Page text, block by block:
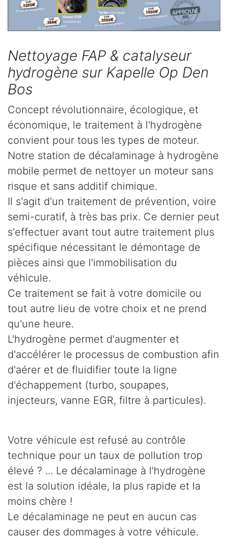
Nettoyage FAP & catalyseur
hydrogène sur Kapelle Op Den
Bos
Concept révolutionnaire, écologique, et
économique, le traitement à l'hydrogène
convient pour tous les types de moteur.
Notre station de décalaminage à hydrogène
mobile permet de nettoyer un moteur sans
risque et sans additif chimique.
Il s'agit d'un traitement de prévention, voire
semi-curatif, à très bas prix. Ce dernier peut
s'effectuer avant tout autre traitement plus
spécifique nécessitant le démontage de
pièces ainsi que l'immobilisation du
véhicule.
Ce traitement se fait à votre domicile ou
tout autre lieu de votre choix et ne prend
qu'une heure.
L'hydrogène permet d'augmenter et
d'accélérer le processus de combustion afin
d'aérer et de fluidifier toute la ligne
d'échappement (turbo, soupapes,
injecteurs, vanne EGR, filtre à particules).
Votre véhicule est refusé au contrôle
technique pour un taux de pollution trop
élevé ? ... Le décalaminage à l'hydrogène
est la solution idéale, la plus rapide et la
moins chère !
Le décalaminage ne peut en aucun cas
causer des dommages à votre véhicule.